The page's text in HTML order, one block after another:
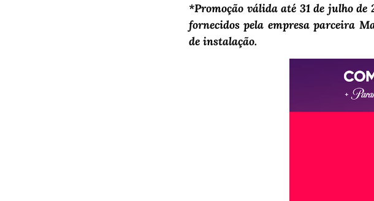
*Promoção válida até 31 de julho
fornecidos pela empresa parceira
de instalação.